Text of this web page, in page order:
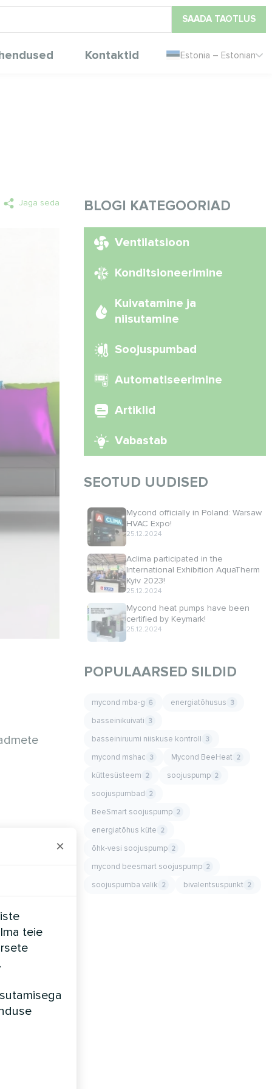
SAADA TAOTLUS
Kontaktid Estonia – Estonian
Jaga seda BLOGI KATEGOORIAD
Ventilatsioon
Konditsioneerimine
Kuivatamine ja
niisutamine
Soojuspumbad
Automatiseerimine
Artiklid
Vabastab
SEOTUD UUDISED
Mycond officially in Poland: Warsaw
HVAC Expo!
25.12.2024
Aclima participated in the
International Exhibition AquaTherm
Kyiv 2023!
25.12.2024
Mycond heat pumps have been
certified by Keymark!
25.12.2024
POPULAARSED SILDID
mycond mba-g 6 energiatõhusus 3
basseinikuivati 3
basseiniruumi niiskuse kontroll 3
mycond mshac 3 Mycond BeeHeat 2
küttesüsteem 2 soojuspump 2
soojuspumbad 2
BeeSmart soojuspump 2
energiatõhus küte 2
õhk-vesi soojuspump 2
mycond beesmart soojuspump 2
soojuspumba valik 2 bivalentsuspunkt 2
×
teie